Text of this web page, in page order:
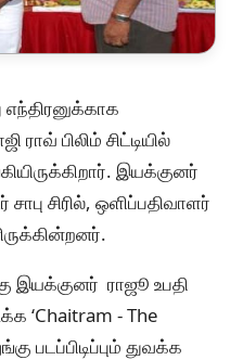
பிலிம் சிட்டியில்
இயக்குனர்
சிரில், ஒளிப்பதிவாளர்
இயக்குனர் ராஜூ உபதி
‘Chaitram - The
படப்பிடிப்பும் துவக்க